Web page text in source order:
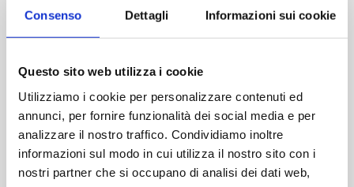
Consenso Dettagli Informazioni sui cookie
Questo sito web utilizza i cookie
Utilizziamo i cookie per personalizzare contenuti ed
annunci, per fornire funzionalità dei social media e per
analizzare il nostro traffico. Condividiamo inoltre
informazioni sul modo in cui utilizza il nostro sito con i
nostri partner che si occupano di analisi dei dati web,
AM Distribution
Nous distribuons des produits de haute
contamination, sélectionnés grâce à des
partenariats internationaux solides.